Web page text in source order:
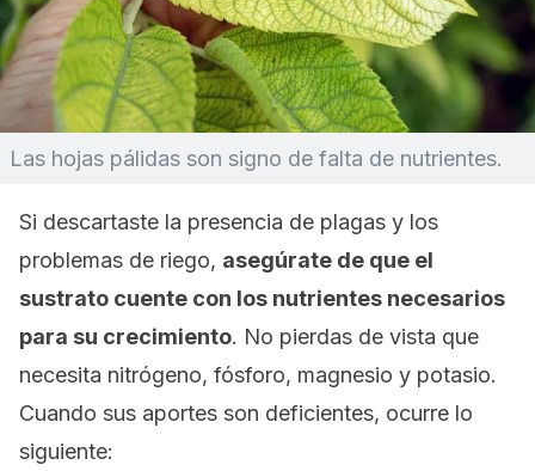
Las hojas pálidas son signo de falta de nutrientes.
Si descartaste la presencia de plagas y los
problemas de riego, asegúrate de que el
sustrato cuente con los nutrientes necesarios
para su crecimiento. No pierdas de vista que
necesita nitrógeno, fósforo, magnesio y potasio.
Cuando sus aportes son deficientes, ocurre lo
siguiente: